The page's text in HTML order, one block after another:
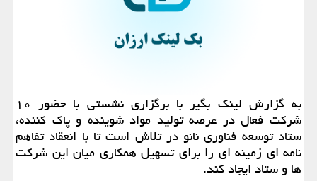
به گزارش لینك بگیر با برگزاری نشستی با حضور ۱۰
شركت فعال در عرصه تولید مواد شوینده و پاك كننده،
ستاد توسعه فناوری نانو در تلاش است تا با انعقاد تفاهم
نامه ای زمینه ای را برای تسهیل همكاری میان این شركت
ها و ستاد ایجاد كند.